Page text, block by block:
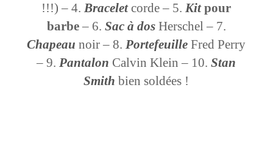
!!!) – 4.Braceletcorde – 5.Kitpour
barbe– 6. Sac à dosHerschel – 7.
Chapeau noir – 8. Portefeuille Fred Perry
– 9.Pantalon Calvin Klein – 10.Stan
Smith bien soldées !